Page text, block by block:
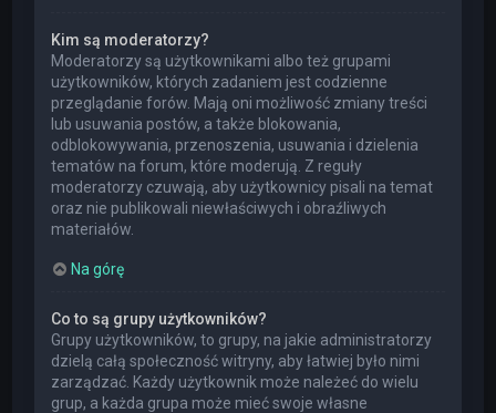
Kim są moderatorzy?
Moderatorzy są użytkownikami albo też grupami
użytkowników, których zadaniem jest codzienne
przeglądanie forów. Mają oni możliwość zmiany treści
lub usuwania postów, a także blokowania,
odblokowywania, przenoszenia, usuwania i dzielenia
tematów na forum, które moderują. Z reguły
moderatorzy czuwają, aby użytkownicy pisali na temat
oraz nie publikowali niewłaściwych i obraźliwych
materiałów.
Na górę
Co to są grupy użytkowników?
Grupy użytkowników, to grupy, na jakie administratorzy
dzielą całą społeczność witryny, aby łatwiej było nimi
zarządzać. Każdy użytkownik może należeć do wielu
grup, a każda grupa może mieć swoje własne